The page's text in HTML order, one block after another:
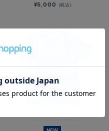
¥5,000 (税込)